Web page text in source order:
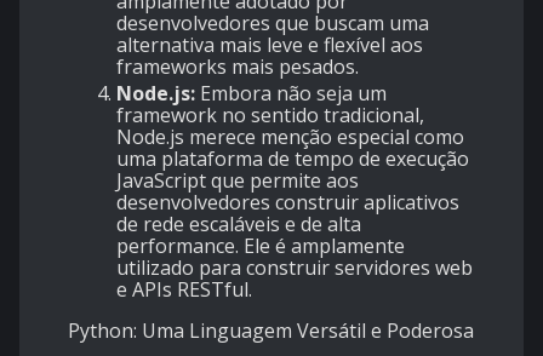
desenvolvedores que buscam uma
alternativa mais leve e flexível aos
frameworks mais pesados.
Node.js: Embora não seja um
framework no sentido tradicional,
Node.js merece menção especial como
uma plataforma de tempo de execução
JavaScript que permite aos
desenvolvedores construir aplicativos
de rede escaláveis e de alta
performance. Ele é amplamente
utilizado para construir servidores web
e APIs RESTful.
Python: Uma Linguagem Versátil e Poderosa